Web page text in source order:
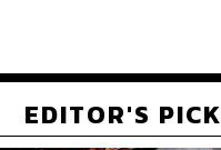
EDITOR'S PICK